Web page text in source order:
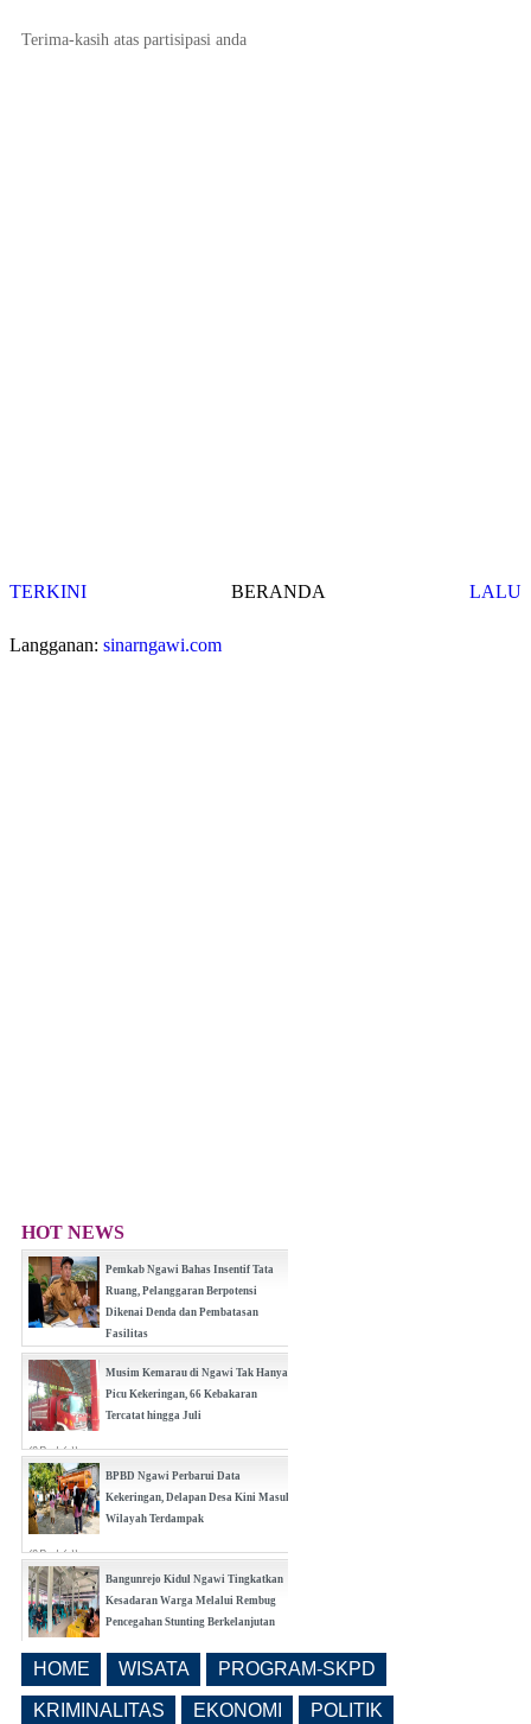
Terima-kasih atas partisipasi anda
TERKINI LALU
BERANDA
Langganan: sinarngawi.com
HOT NEWS
Pemkab Ngawi Bahas Insentif Tata
Ruang, Pelanggaran Berpotensi
Dikenai Denda dan Pembatasan
Fasilitas
(0 Reply(s))
Musim Kemarau di Ngawi Tak Hanya
Picu Kekeringan, 66 Kebakaran
Tercatat hingga Juli
(0 Reply(s))
BPBD Ngawi Perbarui Data
Kekeringan, Delapan Desa Kini Masuk
Wilayah Terdampak
(0 Reply(s))
Bangunrejo Kidul Ngawi Tingkatkan
Kesadaran Warga Melalui Rembug
Pencegahan Stunting Berkelanjutan
Ngawi Fokus di Eks Rumdin Wakil
HOME WISATA PROGRAM-SKPD
KRIMINALITAS EKONOMI POLITIK